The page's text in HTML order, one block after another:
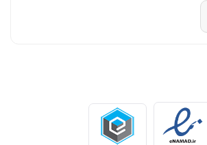
دسترسی به ابزارهای کارآمد و قابل اعتماد یک
از مشاوره پیش از خرید تا پشتیبانی پس از فروش،
و کاربران خانگی است.